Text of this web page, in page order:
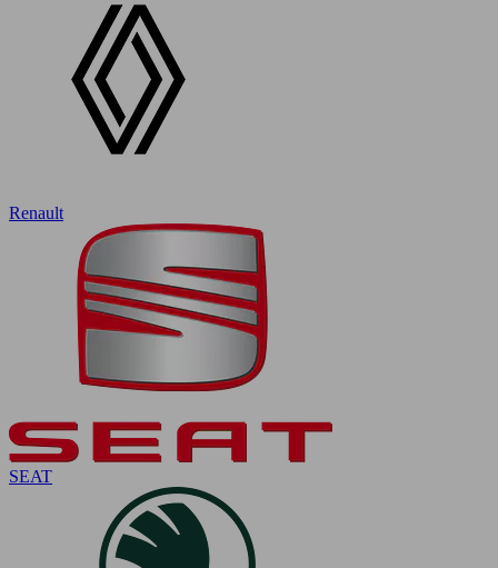
Renault
SEAT